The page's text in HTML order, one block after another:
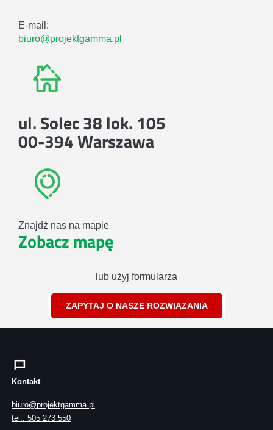
E-mail:
biuro@projektgamma.pl
ul. Solec 38 lok. 105
00-394 Warszawa
Znajdź nas na mapie
Zobacz mapę
lub użyj formularza
ZAPYTAJ O NASZE ROZWIĄZANIA
Kontakt
biuro@projektgamma.pl
tel.: 505 273 550